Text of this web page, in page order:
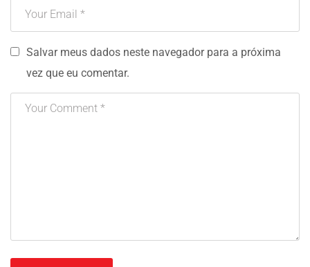
Salvar meus dados neste navegador para a próxima
vez que eu comentar.